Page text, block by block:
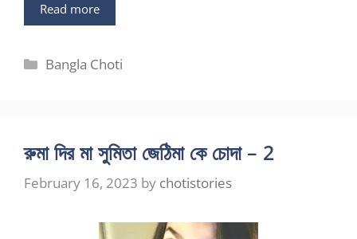
Read more
Categories
Bangla Choti
রুমা দির মা সুমিতা জেঠিমা কে চোদা – 2
February 16, 2023 by chotistories